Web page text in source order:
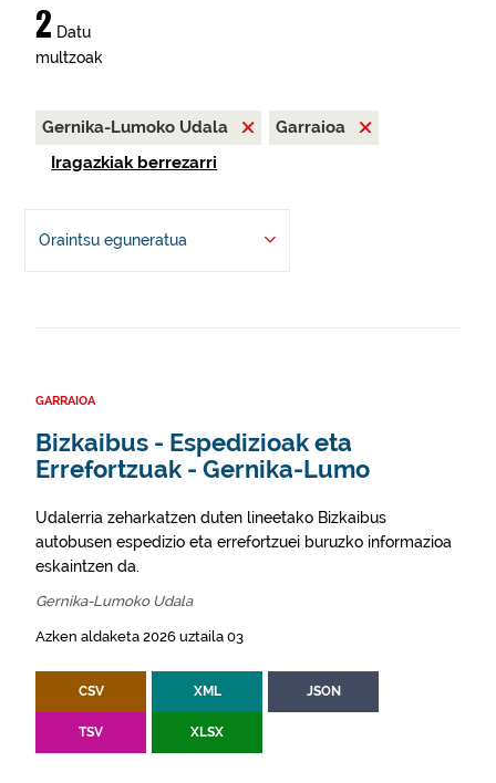
2 Datu
multzoak
Gernika-Lumoko Udala
Garraioa
Iragazkiak berrezarri
Oraintsu eguneratua
GARRAIOA
Bizkaibus - Espedizioak eta
Errefortzuak - Gernika-Lumo
Udalerria zeharkatzen duten lineetako Bizkaibus
autobusen espedizio eta errefortzuei buruzko informazioa
eskaintzen da.
Gernika-Lumoko Udala
Azken aldaketa 2026 uztaila 03
CSV XML JSON
TSV XLSX